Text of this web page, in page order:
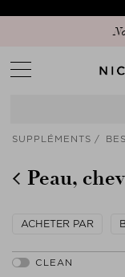
SUPPLÉMENTS
Peau,
ACHETER PAR